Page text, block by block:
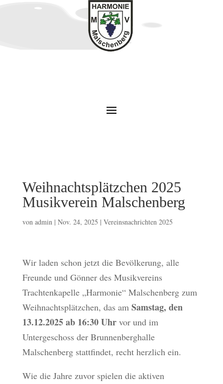
Weihnachtsplätzchen 2025
Musikverein Malschenberg
von admin| Nov. 24, 2025 | Vereinsnachrichten 2025
Wir laden schon jetzt die Bevölkerung, alle
Freunde und Gönner des Musikvereins
Trachtenkapelle „Harmonie“ Malschenberg zum
Weihnachtsplätzchen, das am Samstag, den
13.12.2025 ab 16:30 Uhr vor und im
Untergeschoss der Brunnenberghalle
Malschenberg stattfindet, recht herzlich ein.
Wie die Jahre zuvor spielen die aktiven